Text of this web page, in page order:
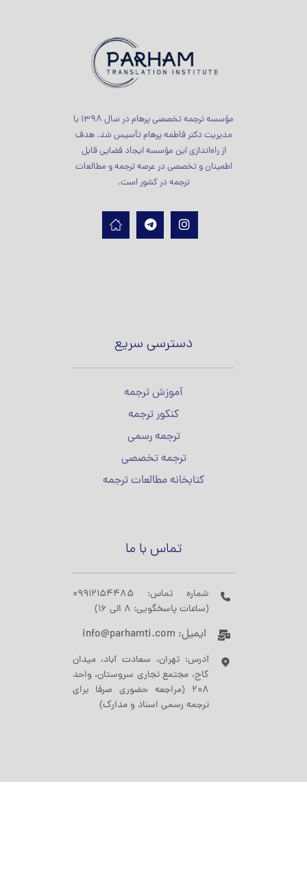
مؤسسه ترجمه تخصصی پرهام در سال 1398 با
مدیریت دکتر فاطمه پرهام تأسیس شد. هدف
از راه‌اندازی این مؤسسه ایجاد فضایی قابل
اطمینان و تخصصی در عرصه ترجمه و مطالعات
ترجمه در کشور است.
دسترسی سریع
آموزش ترجمه
کنکور ترجمه
ترجمه رسمی
ترجمه تخصصی
کتابخانه مطالعات ترجمه
تماس با ما
شماره تماس: 09912154485
(ساعات پاسخگویی: 8 الی 16)
ایمیل: info@parhamti.com
آدرس: تهران، سعادت آباد، میدان
کاج، مجتمع تجاری سروستان، واحد
208 (مراجعه حضوری صرفا برای
ترجمه رسمی اسناد و مدارک)